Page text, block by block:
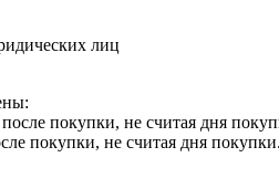
лиц
покупки, не считая дня
покупки, не считая дня покупки.